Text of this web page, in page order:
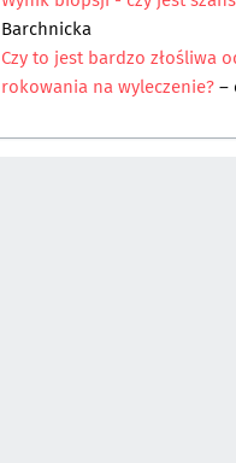
Barchnicka
Czy to jest bardzo złośliwa
rokowania na wyleczenie?–